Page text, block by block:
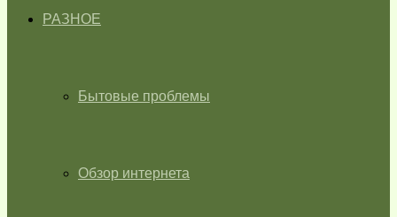
РАЗНОЕ
Бытовые проблемы
Обзор интернета